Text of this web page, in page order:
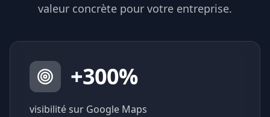
valeur concrète pour votre entreprise.
+300%
visibilité sur Google Maps